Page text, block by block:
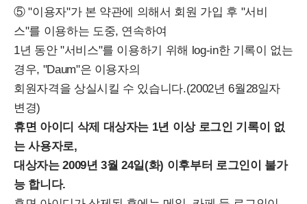
⑤ "이용자"가 본 약관에 의해서 회원 가입 후 "서비
스"를 이용하는 도중, 연속하여
1년 동안 "서비스"를 이용하기 위해 log-in한 기록이 없는
경우, "Daum"은 이용자의
회원자격을 상실시킬 수 있습니다.(2002년 6월28일자
변경)
휴면 아이디 삭제 대상자는 1년 이상 로그인 기록이 없
는 사용자로,
대상자는 2009년 3월 24일(화) 이후부터 로그인이 불가
능 합니다.